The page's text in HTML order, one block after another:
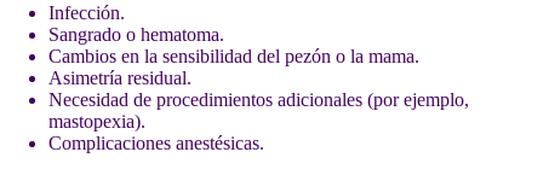
Infección.
Sangrado o hematoma.
Cambios en la sensibilidad del pezón o la mama.
Asimetría residual.
Necesidad de procedimientos adicionales (por ejemplo,
mastopexia).
Complicaciones anestésicas.